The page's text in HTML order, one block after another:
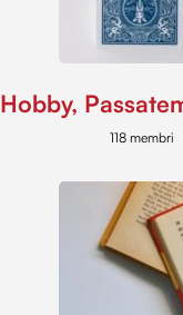
Hobby,
118 membri